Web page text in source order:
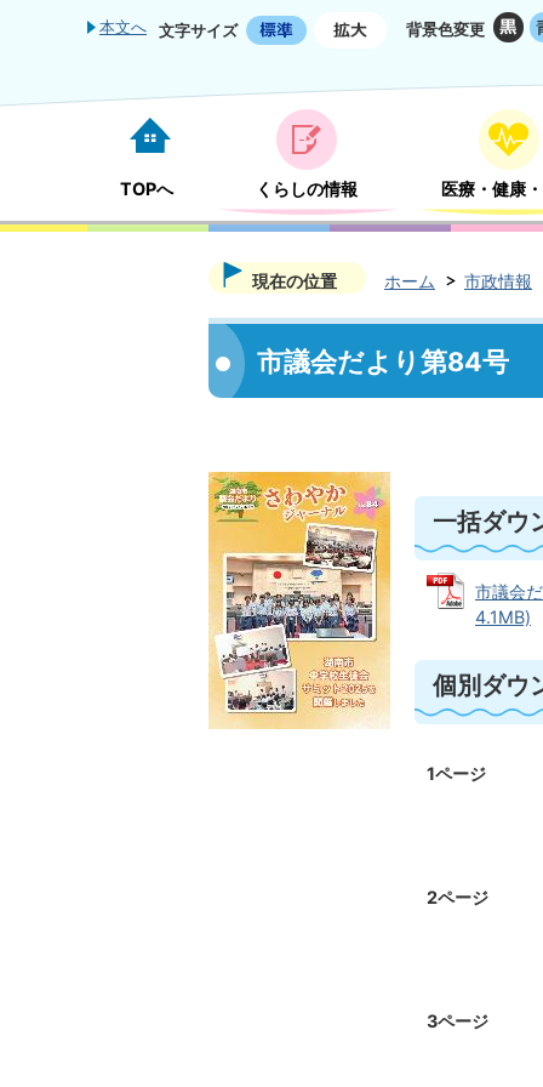
本文へ 文字サイズ 背景色変更
TOPへ くらしの情報 医療・健康
現在の位置 ホーム 市政情報
市議会だより第84号
一括ダウ
市議会
4.1MB)
個別ダウ
1ページ
2ページ
3ページ